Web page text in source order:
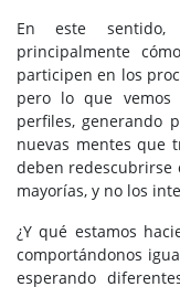
En este
principalmente
participen en los
pero lo que vemos
perfiles, generando
nuevas mentes que
deben redescubrirse
mayorías, y no los
¿Y qué estamos
comportándonos
esperando